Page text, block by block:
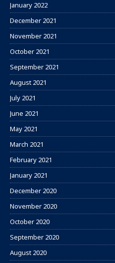
January 2022
December 2021
November 2021
October 2021
September 2021
August 2021
July 2021
June 2021
May 2021
March 2021
February 2021
January 2021
December 2020
November 2020
October 2020
September 2020
August 2020